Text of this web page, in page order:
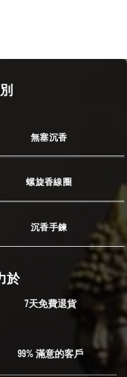
無塞沉香
螺旋香線圈
沉香手鍊
於
7天免費退貨
99% 滿意的客戶